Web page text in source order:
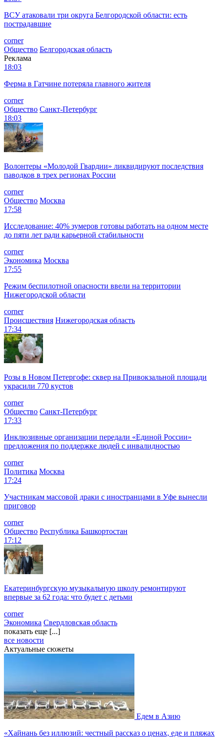
ВСУ атаковали три округа Белгородской области: есть
пострадавшие
corner
Общество Белгородская область
Реклама
18:03
Ферма в Гатчине потеряла главного жителя
corner
Общество Санкт-Петербург
18:03
Волонтеры «Молодой Гвардии» ликвидируют последствия
паводков в трех регионах России
corner
Общество Москва
17:58
Исследование: 40% зумеров готовы работать на одном месте
до пяти лет ради карьерной стабильности
corner
Экономика Москва
17:55
Режим беспилотной опасности ввели на территории
Нижегородской области
corner
Происшествия Нижегородская область
17:34
Розы в Новом Петергофе: сквер на Привокзальной площади
украсили 770 кустов
corner
Общество Санкт-Петербург
17:33
Инклюзивные организации передали «Единой России»
предложения по поддержке людей с инвалидностью
corner
Политика Москва
17:24
Участникам массовой драки с иностранцами в Уфе вынесли
приговор
corner
Общество Республика Башкортостан
17:12
Екатеринбургскую музыкальную школу ремонтируют
впервые за 62 года: что будет с детьми
corner
Экономика Свердловская область
показать еще [...]
все новости
Актуальные сюжеты
Едем в Азию
«Хайнань без иллюзий: честный рассказ о ценах, еде и пляжах